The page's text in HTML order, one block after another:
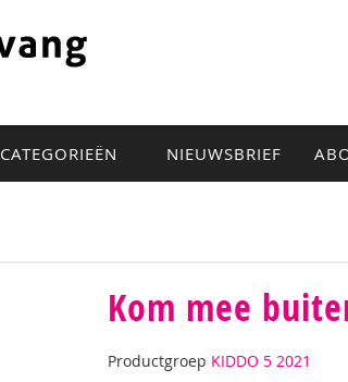
CATEGORIEËN NIEUWSBRIEF
Kom mee
Productgroep KIDDO 5 2021